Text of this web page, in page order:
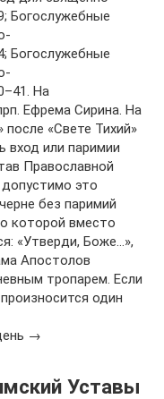
Богослужебные
Богослужебные
На
Ефрема Сирина. На
после «Свете Тихий»
вход или паримии
Православной
это
без паримий
которой вместо
«Утверди, Боже…»,
Апостолов
тропарем. Если
один
→
Уставы